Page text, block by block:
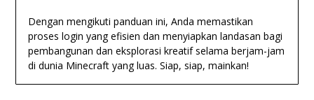
Dengan mengikuti panduan ini, Anda memastikan
proses login yang efisien dan menyiapkan landasan bagi
pembangunan dan eksplorasi kreatif selama berjam-jam
di dunia Minecraft yang luas. Siap, siap, mainkan!